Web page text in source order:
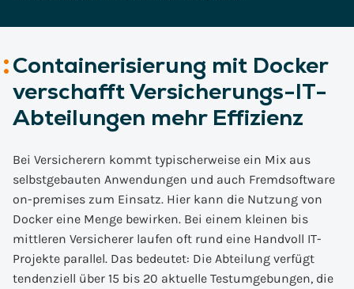
Containerisierung mit Docker
verschafft Versicherungs-IT-
Abteilungen mehr Effizienz
Bei Versicherern kommt typischerweise ein Mix aus
selbstgebauten Anwendungen und auch Fremdsoftware
on-premises zum Einsatz. Hier kann die Nutzung von
Docker eine Menge bewirken. Bei einem kleinen bis
mittleren Versicherer laufen oft rund eine Handvoll IT-
Projekte parallel. Das bedeutet: Die Abteilung verfügt
tendenziell über 15 bis 20 aktuelle Testumgebungen, die